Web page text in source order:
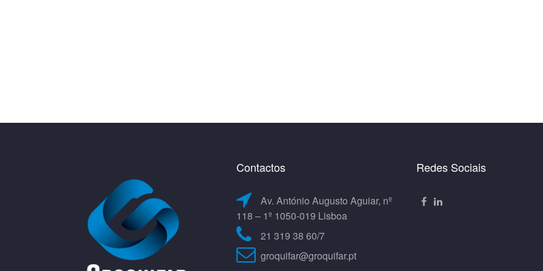
Contactos
Av. António Augusto Aguiar, nº
118 – 1º 1050-019 Lisboa
21 319 38 60/7
groquifar@groquifar.pt
Redes Sociais